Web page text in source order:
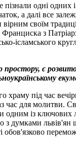
одні
а далі все
своїм
з
ісламського
є
храму під час
час для
із
думками
обов'язково